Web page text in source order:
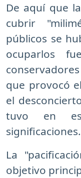
De aquí que
cubrir
públicos se
ocuparlos
que provocó
el
tuvo en
significaciones.
La
objetivo